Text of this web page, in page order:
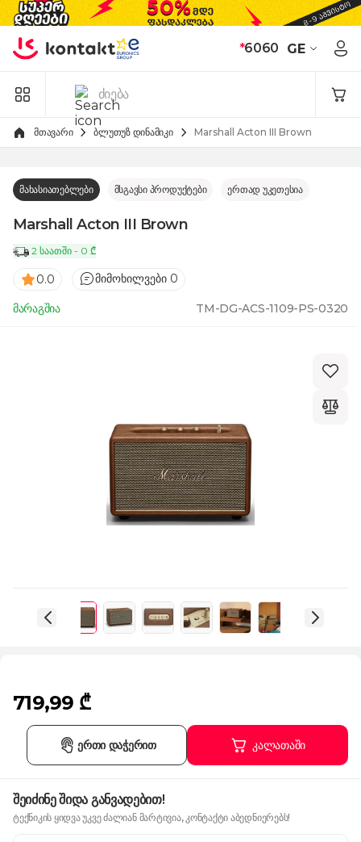
Skip to Content
*6060 GE
მთავარი ბლუთუზ დინამიკი Marshall Acton III Brown
მახასიათებლები მსგავსი პროდუქტები ერთად უკეთესია
Marshall Acton III Brown
2 საათში - 0 ₾
0.0 მიმოხილვები 0
მარაგშია TM-DG-ACS-1109-PS-0320
719,99 ₾
კალათაში
ერთი დაჭერით
შეიძინე შიდა განვადებით!
ტექნიკის ყიდვა უკვე ძალიან მარტივია, კონტაქტი აბედნიერებს!